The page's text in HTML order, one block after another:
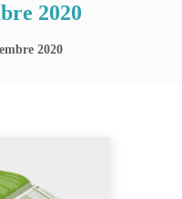
2020
2020